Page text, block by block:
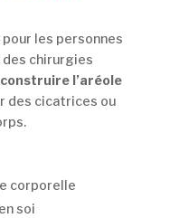
les personnes
des chirurgies
l’aréole
des cicatrices ou
corporelle
soi